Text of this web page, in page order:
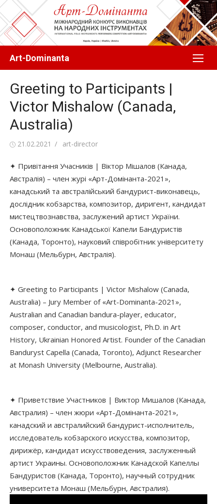
Перейти
до
вмісту
Art-Dominanta
Greeting to Participants |
Victor Mishalow (Canada,
Australia)
Оприлюднено
21.02.2021 Автор
art-director
✦ Привітання Учасників | Віктор Мішалов (Канада,
Австралія) – член журі «Арт-Домінанта-2021»,
канадський та австралійський бандурист-виконавець,
дослідник кобзарства, композитор, диригент, кандидат
мистецтвознавства, заслужений артист України.
Основоположник Канадської Капели Бандуристів
(Канада, Торонто), науковий співробітник університету
Монаш (Мельбурн, Австралія).
✦ Greeting to Participants | Victor Mishalow (Canada,
Australia) – Jury Member of «Art-Dominanta-2021»,
Australian and Canadian bandura-player, educator,
composer, conductor, and musicologist, Ph.D. in Art
History, Ukrainian Honored Artist. Founder of the Canadian
Banduryst Capella (Canada, Toronto), Adjunct Researcher
at Monash University (Melbourne, Australia).
✦ Приветствие Участников | Виктор Мишалов (Канада,
Австралия) – член жюри «Арт-Домінанта-2021»,
канадский и австралийский бандурист-исполнитель,
исследователь кобзарского искусства, композитор,
дирижёр, кандидат искусствоведения, заслуженный
артист Украины. Основоположник Канадской Капеллы
Бандуристов (Канада, Торонто), научный сотрудник
университета Монаш (Мельбурн, Австралия).